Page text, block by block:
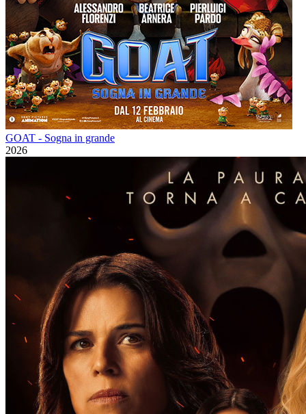
GOAT - Sogna in grande
2026